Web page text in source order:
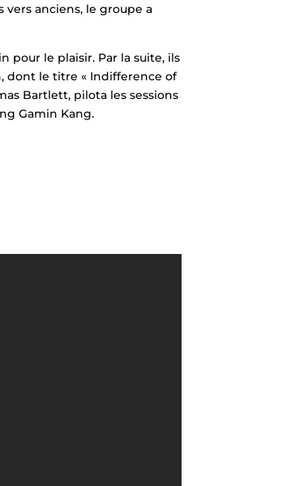
vers anciens, le groupe a
pour le plaisir. Par la suite, ils
dont le titre « Indifference of
Bartlett, pilota les sessions
Gamin Kang.